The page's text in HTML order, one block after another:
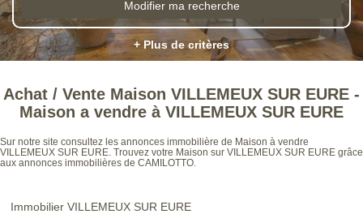
Modifier ma recherche
+ Plus de critères
Achat / Vente Maison VILLEMEUX SUR EURE -
Maison a vendre à VILLEMEUX SUR EURE
Sur notre site consultez les annonces immobilière de Maison à vendre
VILLEMEUX SUR EURE. Trouvez votre Maison sur VILLEMEUX SUR EURE grâce
aux annonces immobilières de CAMILOTTO.
Immobilier VILLEMEUX SUR EURE